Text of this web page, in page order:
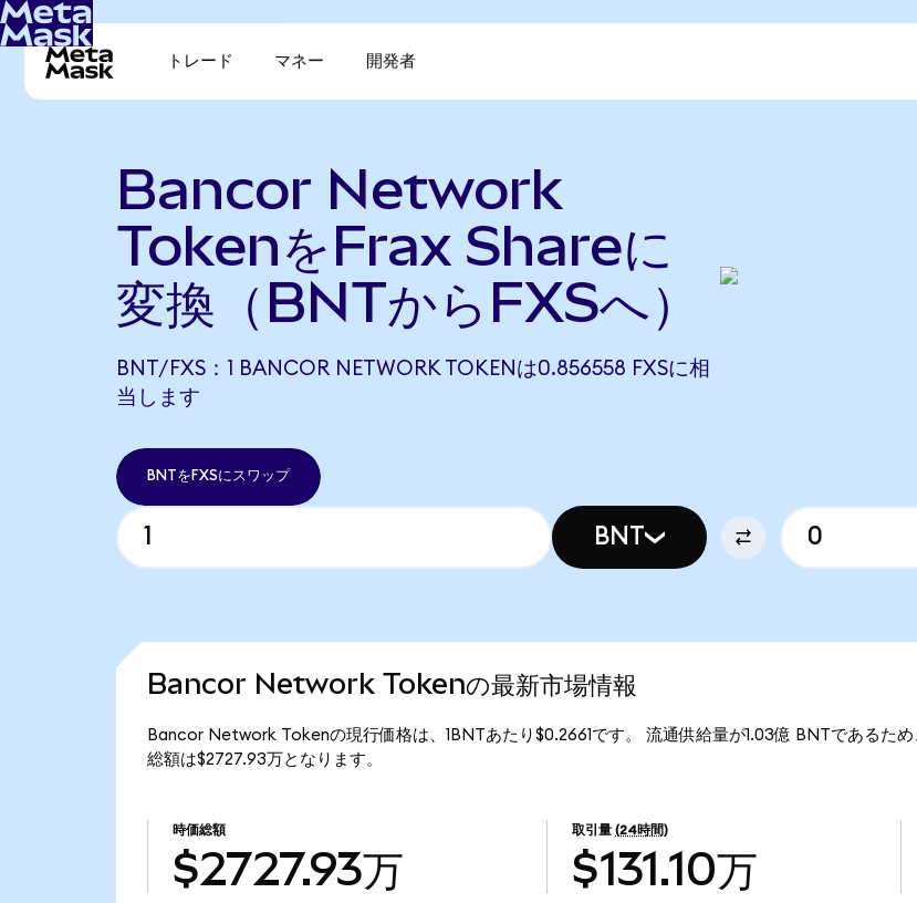
トレード マネー 開発者
Bancor Network
TokenをFrax Shareに
変換（BNTからFXSへ）
BNT/FXS：1 BANCOR NETWORK TOKENは0.856558 FXSに相
当します
BNTをFXSにスワップ
BNT
Bancor Network Tokenの最新市場情報
Bancor Network Tokenの現行価格は、1BNTあたり$0.2661です。 流通供給量が1.03億 BNTであるた
総額は$2727.93万となります。
時価総額
$2727.93万
取引量 (24時間)
$131.10万